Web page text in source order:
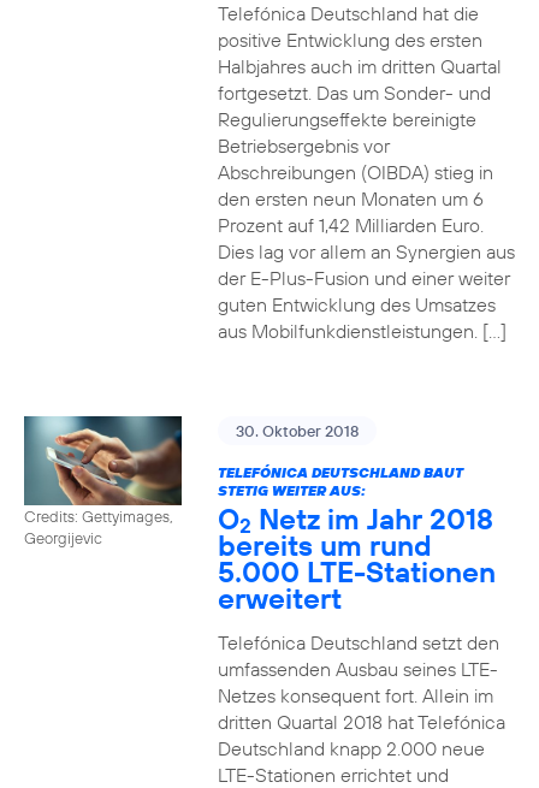
Telefónica Deutschland hat die
positive Entwicklung des ersten
Halbjahres auch im dritten Quartal
fortgesetzt. Das um Sonder- und
Regulierungseffekte bereinigte
Betriebsergebnis vor
Abschreibungen (OIBDA) stieg in
den ersten neun Monaten um 6
Prozent auf 1,42 Milliarden Euro.
Dies lag vor allem an Synergien aus
der E-Plus-Fusion und einer weiter
guten Entwicklung des Umsatzes
aus Mobilfunkdienstleistungen. […]
Credits: Gettyimages,
Georgijevic
30. Oktober 2018
TELEFÓNICA DEUTSCHLAND BAUT
STETIG WEITER AUS:
O2 Netz im Jahr 2018
bereits um rund
5.000 LTE-Stationen
erweitert
Telefónica Deutschland setzt den
umfassenden Ausbau seines LTE-
Netzes konsequent fort. Allein im
dritten Quartal 2018 hat Telefónica
Deutschland knapp 2.000 neue
LTE-Stationen errichtet und